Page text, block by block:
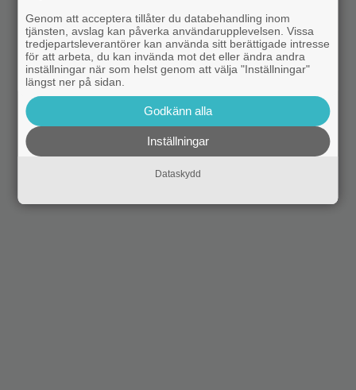
Genom att acceptera tillåter du databehandling inom
tjänsten, avslag kan påverka användarupplevelsen. Vissa
tredjepartsleverantörer kan använda sitt berättigade intresse
för att arbeta, du kan invända mot det eller ändra andra
inställningar när som helst genom att välja "Inställningar"
längst ner på sidan.
Godkänn alla
Inställningar
Dataskydd